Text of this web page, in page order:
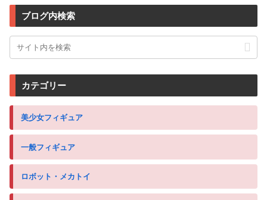
ブログ内検索
カテゴリー
美少女フィギュア
一般フィギュア
ロボット・メカトイ